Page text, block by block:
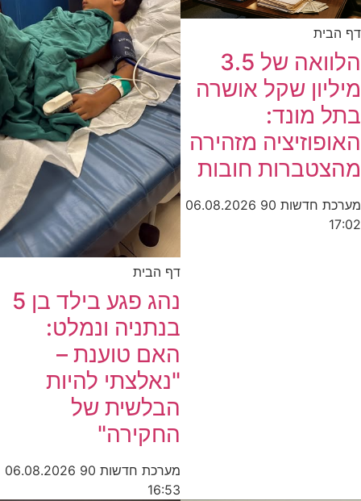
דף הבית
הלוואה של 3.5
מיליון שקל אושרה
בתל מונד:
האופוזיציה מזהירה
מהצטברות חובות
מערכת חדשות 90
06.08.2026
17:02
דף הבית
נהג פגע בילד בן 5
בנתניה ונמלט:
האם טוענת –
"נאלצתי להיות
הבלשית של
החקירה"
מערכת חדשות 90
06.08.2026
16:53